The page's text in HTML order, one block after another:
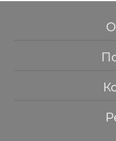
О